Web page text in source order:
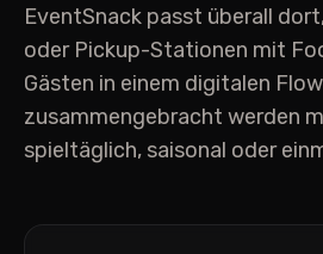
EventSnack passt überall
oder Pickup-Stationen mit
Gästen in einem digitalen Flow
zusammengebracht werden
spieltäglich, saisonal oder